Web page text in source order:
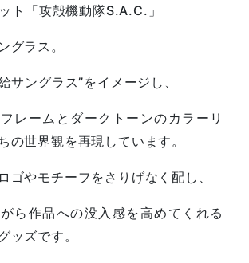
ト「攻殻機動隊S.A.C.」
グラス。
サングラス”をイメージし、
レームとダークトーンのカラーリ
の世界観を再現しています。
ゴやモチーフをさりげなく配し、
ら作品への没入感を高めてくれる
ッズです。